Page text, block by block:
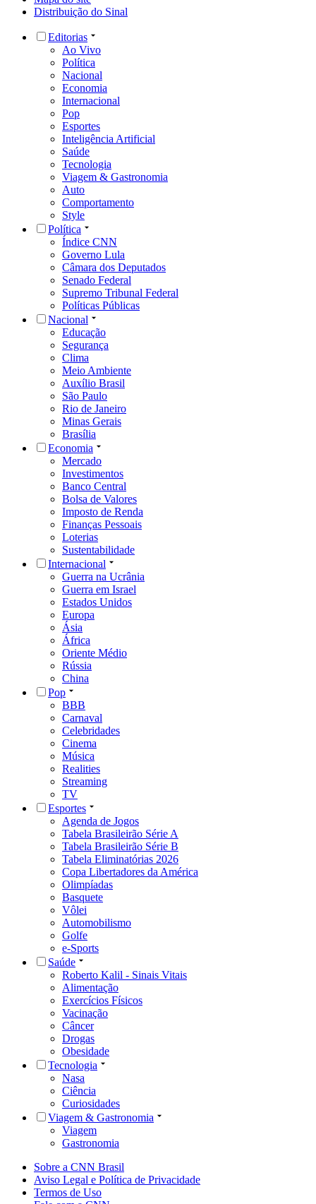
Distribuição do Sinal
Editorias
Ao Vivo
Política
Nacional
Economia
Internacional
Pop
Esportes
Inteligência Artificial
Saúde
Tecnologia
Viagem & Gastronomia
Auto
Comportamento
Style
Política
Índice CNN
Governo Lula
Câmara dos Deputados
Senado Federal
Supremo Tribunal Federal
Políticas Públicas
Nacional
Educação
Segurança
Clima
Meio Ambiente
Auxílio Brasil
São Paulo
Rio de Janeiro
Minas Gerais
Brasília
Economia
Mercado
Investimentos
Banco Central
Bolsa de Valores
Imposto de Renda
Finanças Pessoais
Loterias
Sustentabilidade
Internacional
Guerra na Ucrânia
Guerra em Israel
Estados Unidos
Europa
Ásia
África
Oriente Médio
Rússia
China
Pop
BBB
Carnaval
Celebridades
Cinema
Música
Realities
Streaming
TV
Esportes
Agenda de Jogos
Tabela Brasileirão Série A
Tabela Brasileirão Série B
Tabela Eliminatórias 2026
Copa Libertadores da América
Olimpíadas
Basquete
Vôlei
Automobilismo
Golfe
e-Sports
Saúde
Roberto Kalil - Sinais Vitais
Alimentação
Exercícios Físicos
Vacinação
Câncer
Drogas
Obesidade
Tecnologia
Nasa
Ciência
Curiosidades
Viagem & Gastronomia
Viagem
Gastronomia
Sobre a CNN Brasil
Aviso Legal e Política de Privacidade
Termos de Uso